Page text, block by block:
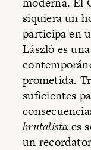
siquiera un
participa en
László es
prometida.
suficientes
brutalista es
un